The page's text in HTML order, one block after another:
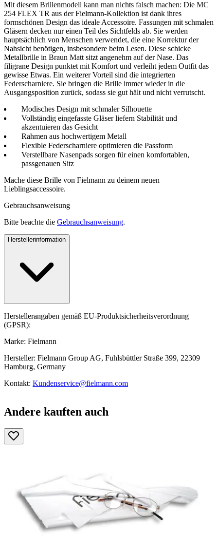
Mit diesem Brillenmodell kann man nichts falsch machen: Die MC
254 FLEX TR aus der Fielmann-Kollektion ist dank ihres
formschönen Design das ideale Accessoire. Fassungen mit schmalen
Gläsern decken nur einen Teil des Sichtfelds ab. Sie werden
hauptsächlich von Menschen verwendet, die eine Korrektur der
Nahsicht benötigen, insbesondere beim Lesen. Diese schicke
Metallbrille in Braun Matt sitzt angenehm auf der Nase. Das
filigrane Design punktet mit Komfort und verleiht jedem Outfit das
gewisse Etwas. Ein weiterer Vorteil sind die integrierten
Federscharniere. Sie bringen die Brille immer wieder in die
Ausgangsposition zurück, sodass sie gut hält und nicht verrutscht.
Modisches Design mit schmaler Silhouette
Vollständig eingefasste Gläser liefern Stabilität und
akzentuieren das Gesicht
Rahmen aus hochwertigem Metall
Flexible Federscharniere optimieren die Passform
Verstellbare Nasenpads sorgen für einen komfortablen,
passgenauen Sitz
Mache diese Brille von Fielmann zu deinem neuen
Lieblingsaccessoire.
Gebrauchsanweisung
Bitte beachte die Gebrauchsanweisung.
Herstellerinformation
Herstellerangaben gemäß EU-Produktsicherheitsverordnung
(GPSR):
Marke: Fielmann
Hersteller: Fielmann Group AG, Fuhlsbüttler Straße 399, 22309
Hamburg, Germany
Kontakt: Kundenservice@fielmann.com
Andere kauften auch